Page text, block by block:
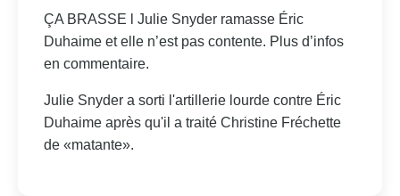
ÇA BRASSE l Julie Snyder ramasse Éric
Duhaime et elle n’est pas contente. Plus d’infos
en commentaire.
Julie Snyder a sorti l'artillerie lourde contre Éric
Duhaime après qu'il a traité Christine Fréchette
de «matante».